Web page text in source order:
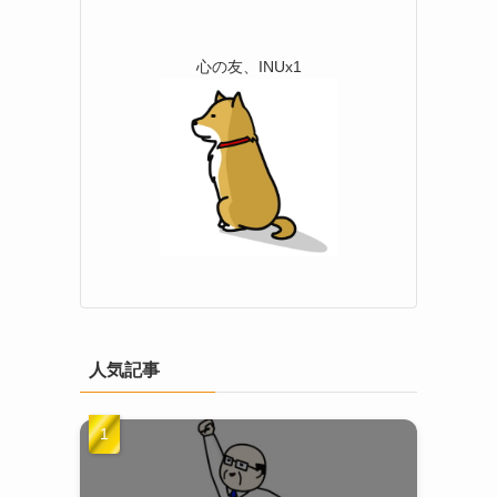
心の友、INUx1
人気記事